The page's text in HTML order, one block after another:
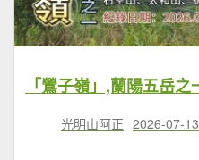
光明山阿正 2026-07-13